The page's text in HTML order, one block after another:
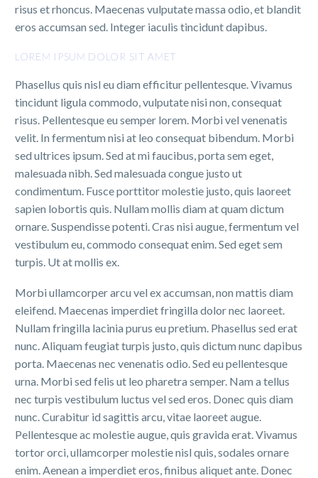
risus et rhoncus. Maecenas vulputate massa odio, et blandit
eros accumsan sed. Integer iaculis tincidunt dapibus.
LOREM IPSUM DOLOR SIT AMET
Phasellus quis nisl eu diam efficitur pellentesque. Vivamus
tincidunt ligula commodo, vulputate nisi non, consequat
risus. Pellentesque eu semper lorem. Morbi vel venenatis
velit. In fermentum nisi at leo consequat bibendum. Morbi
sed ultrices ipsum. Sed at mi faucibus, porta sem eget,
malesuada nibh. Sed malesuada congue justo ut
condimentum. Fusce porttitor molestie justo, quis laoreet
sapien lobortis quis. Nullam mollis diam at quam dictum
ornare. Suspendisse potenti. Cras nisi augue, fermentum vel
vestibulum eu, commodo consequat enim. Sed eget sem
turpis. Ut at mollis ex.
Morbi ullamcorper arcu vel ex accumsan, non mattis diam
eleifend. Maecenas imperdiet fringilla dolor nec laoreet.
Nullam fringilla lacinia purus eu pretium. Phasellus sed erat
nunc. Aliquam feugiat turpis justo, quis dictum nunc dapibus
porta. Maecenas nec venenatis odio. Sed eu pellentesque
urna. Morbi sed felis ut leo pharetra semper. Nam a tellus
nec turpis vestibulum luctus vel sed eros. Donec quis diam
nunc. Curabitur id sagittis arcu, vitae laoreet augue.
Pellentesque ac molestie augue, quis gravida erat. Vivamus
tortor orci, ullamcorper molestie nisl quis, sodales ornare
enim. Aenean a imperdiet eros, finibus aliquet ante. Donec